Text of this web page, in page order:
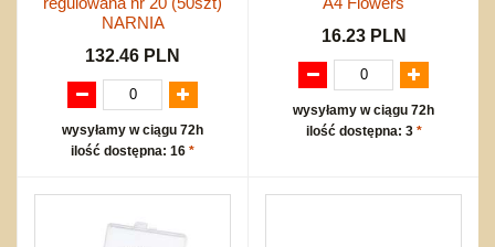
NARNIA
132.46 PLN
wysyłamy w ciągu 72h
ilość dostępna: 16 *
16.23 PLN
wysyłamy w ciągu 72h
ilość dostępna: 3 *